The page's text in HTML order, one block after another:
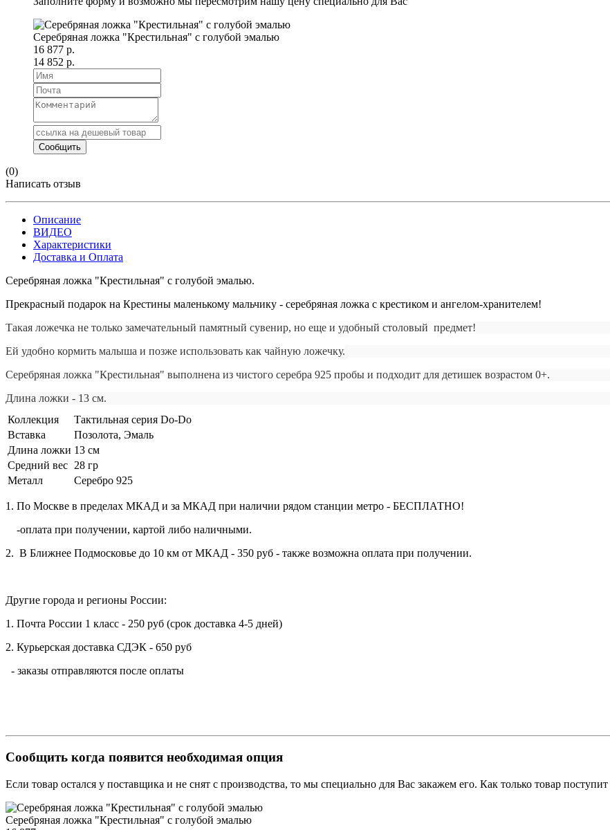
Серебряная ложка "Крестильная" с голубой эмалью
16 877 р.
14 852 р.
(0)
Написать отзыв
Описание
ВИДЕО
Характеристики
Доставка и Оплата
Серебряная ложка "Крестильная" с голубой эмалью.
Прекрасный подарок на Крестины маленькому мальчику - серебряная ложка с крестиком и ангелом-хранителем!
Такая ложечка не только замечательный памятный сувенир, но еще и удобный столовый предмет!
Ей удобно кормить малыша и позже использовать как чайную ложечку.
Серебряная ложка "Крестильная" выполнена из чистого серебра 925 пробы и подходит для детишек возрастом 0+.
Длина ложки - 13 см.
Коллекция
Тактильная серия Do-Do
Вставка
Позолота, Эмаль
Длина ложки 13 см
Средний вес 28 гр
Металл
Серебро 925
1. По Москве в пределах МКАД и за МКАД при наличии рядом станции метро - БЕСПЛАТНО!
-оплата при получении, картой либо наличными.
2. В Ближнее Подмосковье до 10 км от МКАД - 350 руб - также возможна оплата при получении.
Другие города и регионы России:
1. Почта России 1 класс - 250 руб (срок доставка 4-5 дней)
2. Курьерская доставка СДЭК - 650 руб
- заказы отправляются после оплаты
Сообщить когда появится необходимая опция
Если товар остался у поставщика и не снят с производства, то мы специально для Вас закажем его. Как только товар
Серебряная ложка "Крестильная" с голубой эмалью